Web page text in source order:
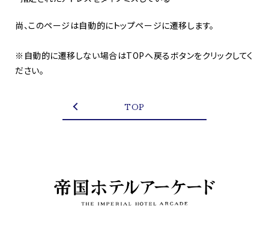
尚、このページは自動的にトップページに遷移します。
※自動的に遷移しない場合はTOPへ戻るボタンをクリックしてく
ださい。
TOP